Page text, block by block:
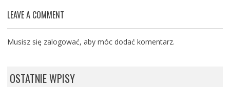
LEAVE A COMMENT
Musisz się zalogować, aby móc dodać komentarz.
OSTATNIE WPISY